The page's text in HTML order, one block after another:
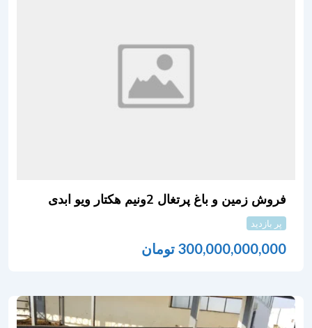
فروش زمین و باغ پرتغال 2ونیم هکتار ویو ابدی
پر بازدید
300,000,000,000 تومان